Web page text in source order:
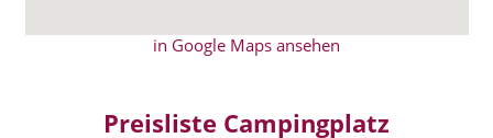
in Google Maps ansehen
Preisliste Campingplatz